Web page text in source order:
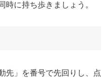
時に持ち歩きましょう。
」を番号で先回りし、点